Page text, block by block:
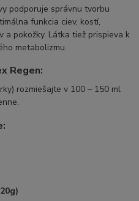
podporuje správnu tvorbu
funkcia ciev, kostí,
a pokožky. Látka tiež prispieva k
metabolizmu.
Regen:
rozmiešajte v 100 – 150 ml